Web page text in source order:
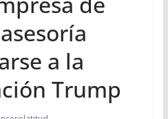
a la
Trump